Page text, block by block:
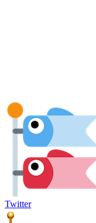
Twitter